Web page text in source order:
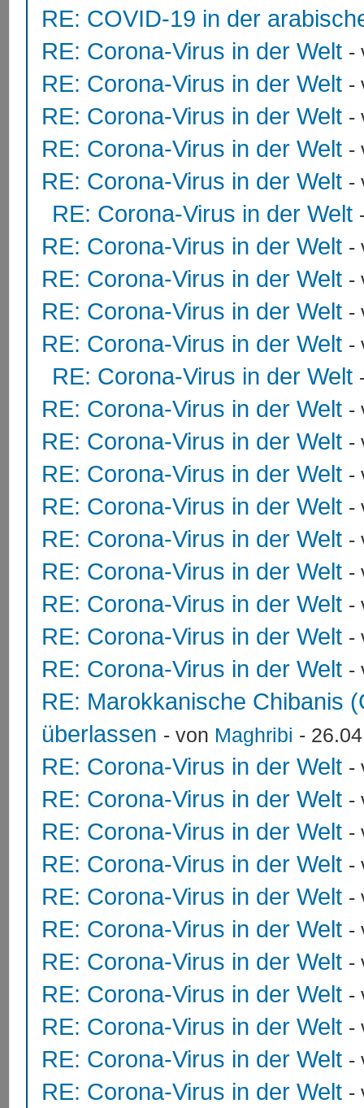
RE: COVID-19 in der
RE: Corona-Virus in der Welt -
RE: Corona-Virus in der Welt -
RE: Corona-Virus in der Welt -
RE: Corona-Virus in der Welt -
RE: Corona-Virus in der Welt -
RE: Corona-Virus in der Welt
RE: Corona-Virus in der Welt -
RE: Corona-Virus in der Welt -
RE: Corona-Virus in der Welt -
RE: Corona-Virus in der Welt -
RE: Corona-Virus in der Welt
RE: Corona-Virus in der Welt -
RE: Corona-Virus in der Welt -
RE: Corona-Virus in der Welt -
RE: Corona-Virus in der Welt -
RE: Corona-Virus in der Welt -
RE: Corona-Virus in der Welt -
RE: Corona-Virus in der Welt -
RE: Corona-Virus in der Welt -
RE: Corona-Virus in der Welt -
RE: Marokkanische Chibanis
überlassen - von Maghribi -
RE: Corona-Virus in der Welt -
RE: Corona-Virus in der Welt -
RE: Corona-Virus in der Welt -
RE: Corona-Virus in der Welt -
RE: Corona-Virus in der Welt -
RE: Corona-Virus in der Welt -
RE: Corona-Virus in der Welt -
RE: Corona-Virus in der Welt -
RE: Corona-Virus in der Welt -
RE: Corona-Virus in der Welt -
RE: Corona-Virus in der Welt -